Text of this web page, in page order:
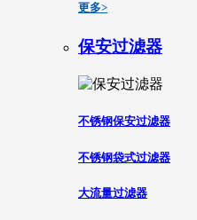
更多>
保安过滤器
不锈钢保安过滤器
不锈钢袋式过滤器
大流量过滤器